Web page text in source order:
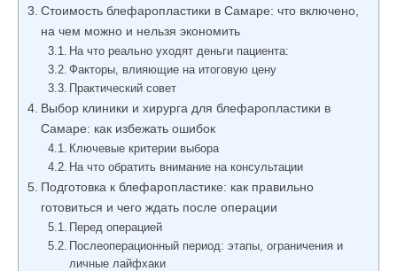
Стоимость блефаропластики в Самаре: что включено,
на чем можно и нельзя экономить
На что реально уходят деньги пациента:
Факторы, влияющие на итоговую цену
Практический совет
Выбор клиники и хирурга для блефаропластики в
Самаре: как избежать ошибок
Ключевые критерии выбора
На что обратить внимание на консультации
Подготовка к блефаропластике: как правильно
готовиться и чего ждать после операции
Перед операцией
Послеоперационный период: этапы, ограничения и
личные лайфхаки